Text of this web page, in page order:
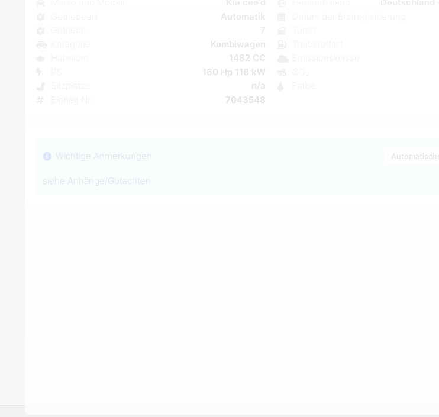
7
Kombiwagen
1482 CC
160 Hp 118 kW
n/a
7043548
Wichtige Anmerkungen
siehe Anhänge/Gutachten